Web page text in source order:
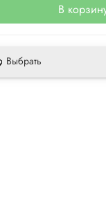
В
Выбрать